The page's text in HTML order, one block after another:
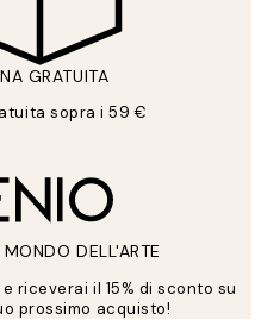
GRATUITA
sopra i 59 €
DELL'ARTE
riceverai il 15% di sconto su
prossimo acquisto!